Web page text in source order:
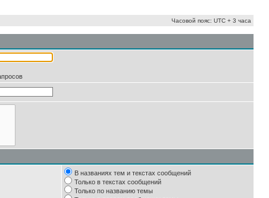
Часовой пояс: UTC + 3 часа
В названиях тем и текстах сообщений
Только в текстах сообщений
Только по названию темы